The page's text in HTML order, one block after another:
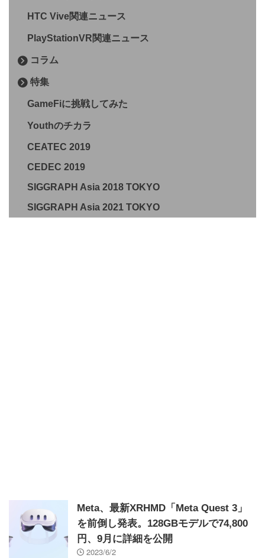
HTC Vive関連ニュース
PlayStationVR関連ニュース
コラム
特集
GameFiに挑戦してみた
Youthのチカラ
CEATEC 2019
CEDEC 2019
SIGGRAPH Asia 2018 TOKYO
SIGGRAPH Asia 2021 TOKYO
Meta、最新XRHMD「Meta Quest 3」
を前倒し発表。128GBモデルで74,800
円、9月に詳細を公開
2023/6/2